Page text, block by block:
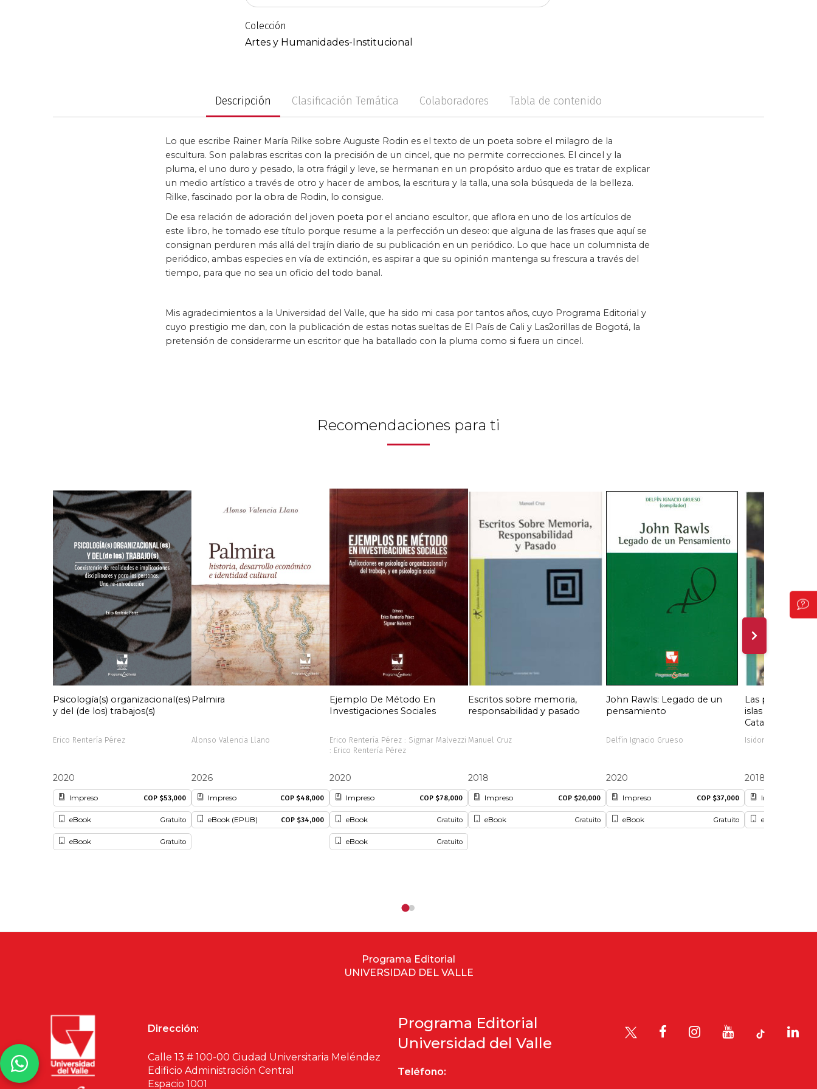
Política y gobierno
Posconflicto
Colección
Artes y Humanidades-Institucional
Descripción
Lo que escribe Rainer María Rilke sobre Auguste Rodin es el texto de un poeta sobre el milagro de la
escultura. Son palabras escritas con la precisión de un cincel, que no permite correcciones. El cincel y la
pluma, el uno duro y pesado, la otra frágil y leve, se hermanan en un propósito arduo que es tratar de explicar
un medio artístico a través de otro y hacer de ambos, la escritura y la talla, una sola búsqueda de la belleza.
Rilke, fascinado por la obra de Rodin, lo consigue.
De esa relación de adoración del joven poeta por el anciano escultor, que aflora en uno de los artículos de
este libro, he tomado ese título porque resume a la perfección un deseo: que alguna de las frases que aquí se
consignan perduren más allá del trajín diario de su publicación en un periódico. Lo que hace un columnista de
periódico, ambas especies en vía de extinción, es aspirar a que su opinión mantenga su frescura a través del
tiempo, para que no sea un oficio del todo banal.
Mis agradecimientos a la Universidad del Valle, que ha sido mi casa por tantos años, cuyo Programa Editorial y
cuyo prestigio me dan, con la publicación de estas notas sueltas de El País de Cali y Las2orillas de Bogotá, la
pretensión de considerarme un escritor que ha batallado con la pluma como si fuera un cincel.
Clasificación Temática Colaboradores Tabla de contenido
Recomendaciones para ti
Psicología(s) organizacional(es)
y del (de los) trabajos(s)
Erico Rentería Pérez
2020
Impreso COP $53,000
eBook Gratuito
eBook Gratuito
Palmira
Alonso Valencia Llano
2026
Impreso COP $48,000
eBook (EPUB) COP $34,000
Ejemplo De Método En
Investigaciones Sociales
Erico Rentería Pérez : Sigmar Malvezzi
: Erico Rentería Pérez
2020
Impreso COP $78,000
eBook Gratuito
eBook Gratuito
Escritos sobre memoria,
responsabilidad y pasado
Manuel Cruz
2018
eBook Gratuito
Impreso COP $20,000
John Rawls: Legado de un
pensamiento
Delfín Ignacio Grueso
2020
Impreso COP $37,000
eBook Gratuito
Las plantas y
islas de
Catalina
Isidoro Cabrera
2018
Impreso
eBook
Programa Editorial
UNIVERSIDAD DEL VALLE
Dirección:
Calle 13 # 100-00 Ciudad Universitaria Meléndez
Edificio Administración Central
Espacio 1001
Programa Editorial
Universidad del Valle
Teléfono: